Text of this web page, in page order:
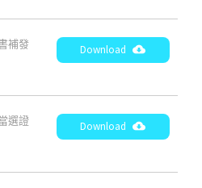
補發
Download
選證
Download